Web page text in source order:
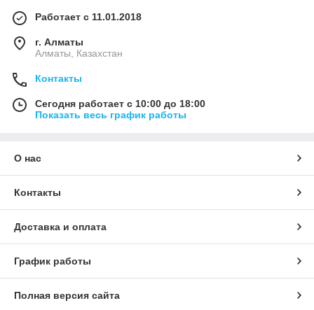
Работает с 11.01.2018
г. Алматы
Алматы, Казахстан
Контакты
Сегодня работает с 10:00 до 18:00
Показать весь график работы
О нас
Контакты
Доставка и оплата
График работы
Полная версия сайта